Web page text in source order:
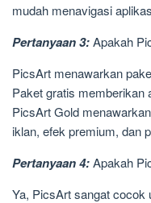
mudah menavigasi
Pertanyaan 3:Apakah
PicsArt menawarkan
Paket gratis memberikan
PicsArt Gold
iklan, efek premium, dan
Pertanyaan 4:Apakah
Ya, PicsArt sangat cocok